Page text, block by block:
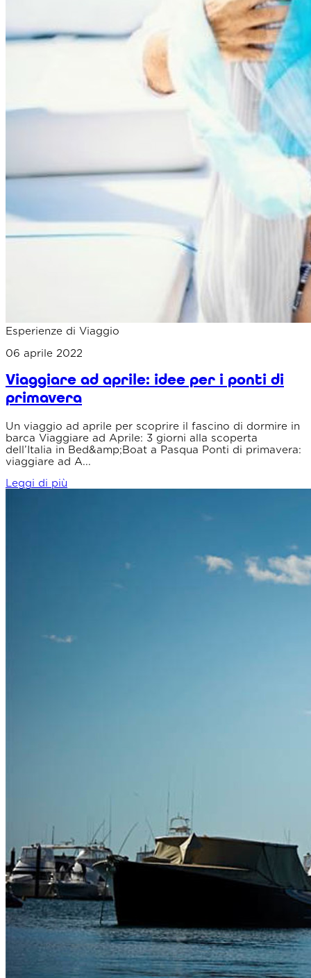
Esperienze di Viaggio
06 aprile 2022
Viaggiare ad aprile: idee per i ponti di
primavera
Un viaggio ad aprile per scoprire il fascino di dormire in
barca Viaggiare ad Aprile: 3 giorni alla scoperta
dell’Italia in Bed&amp;Boat a Pasqua Ponti di primavera:
viaggiare ad A...
Leggi di più